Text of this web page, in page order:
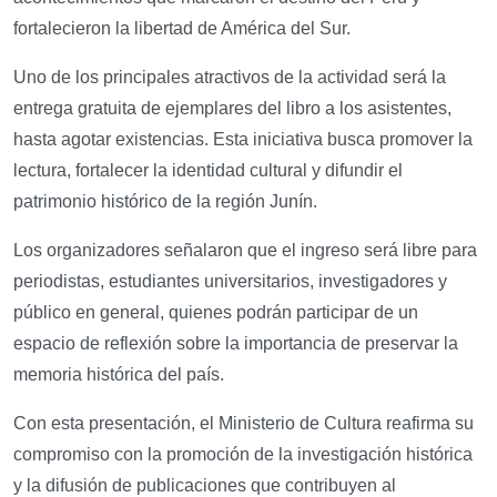
fortalecieron la libertad de América del Sur.
Uno de los principales atractivos de la actividad será la
entrega gratuita de ejemplares del libro a los asistentes,
hasta agotar existencias. Esta iniciativa busca promover la
lectura, fortalecer la identidad cultural y difundir el
patrimonio histórico de la región Junín.
Los organizadores señalaron que el ingreso será libre para
periodistas, estudiantes universitarios, investigadores y
público en general, quienes podrán participar de un
espacio de reflexión sobre la importancia de preservar la
memoria histórica del país.
Con esta presentación, el Ministerio de Cultura reafirma su
compromiso con la promoción de la investigación histórica
y la difusión de publicaciones que contribuyen al